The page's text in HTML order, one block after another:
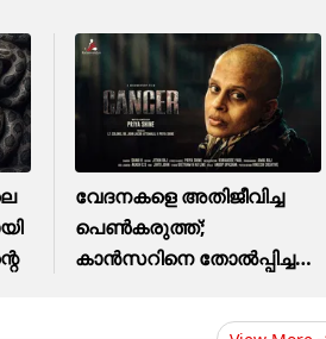
വേദനകളെ അതിജീവിച്ച
പെൺകരുത്ത്;
കാന്‍സറിനെ തോൽപ്പിച്ച